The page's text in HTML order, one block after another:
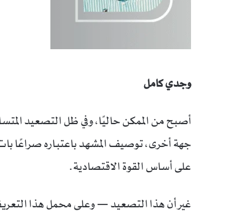
وجدي كامل
أصبح من الممكن حاليًا، وفي ظل التصعيد
جهة أخرى، توصيف المشهد باعتباره صراعًا
على أساس القوة الاقتصادية.
غير أن هذا التصعيد — وعلى محمل هذا